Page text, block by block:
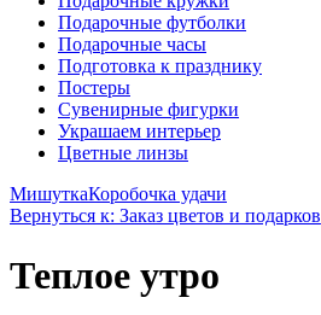
Подарочные футболки
Подарочные часы
Подготовка к празднику
Постеры
Сувенирные фигурки
Украшаем интерьер
Цветные линзы
МишуткаКоробочка удачи
Вернуться к: Заказ цветов и подарков
Теплое утро